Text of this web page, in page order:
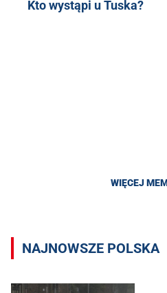
Kto wystąpi u Tuska?
WIĘCEJ
NAJNOWSZE POLSKA